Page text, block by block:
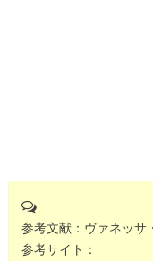
参考文献：ヴァネッサ
参考サイト：